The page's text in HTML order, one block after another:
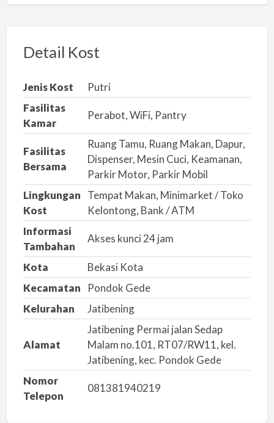
r
n
m
a
s
a
a
h
Detail Kost
Jenis Kost
Putri
Fasilitas
Kamar
Perabot, WiFi, Pantry
Fasilitas
Bersama
Ruang Tamu, Ruang Makan, Dapur,
Dispenser, Mesin Cuci, Keamanan,
Parkir Motor, Parkir Mobil
Lingkungan
Kost
Tempat Makan, Minimarket / Toko
Kelontong, Bank / ATM
Informasi
Tambahan
Akses kunci 24 jam
Kota
Bekasi Kota
Kecamatan
Pondok Gede
Kelurahan
Jatibening
Alamat
Jatibening Permai jalan Sedap
Malam no.101, RT07/RW11, kel.
Jatibening, kec. Pondok Gede
Nomor
Telepon
081381940219